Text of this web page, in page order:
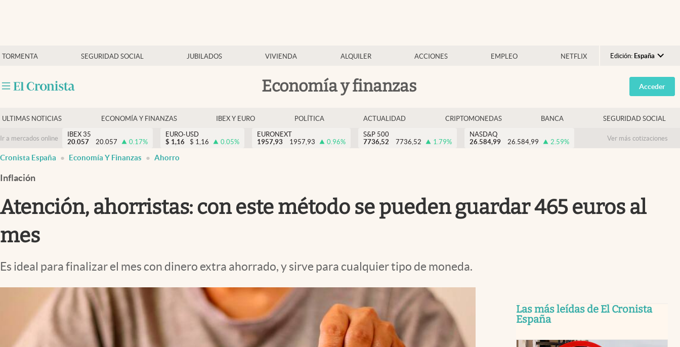
TORMENTA SEGURIDAD SOCIAL JUBILADOS VIVIENDA ALQUILER ACCIONES EMPLEO NETFLIX Edición: España
Argentina
España
USA
Colombia
Economía y finanzas
Economía y finanzas
Criptomonedas
Acceder
ULTIMAS NOTICIAS ECONOMÍA Y FINANZAS IBEX Y EURO POLÍTICA ACTUALIDAD CRIPTOMONEDAS BANCA SEGURIDAD SOCIAL
Ir a mercados online
IBEX 35
20.057
20.057 0.17%
EURO-USD
$ 1,16 $ 1,16 0.05%
EURONEXT
1957,93
1957,93 0.96%
S&P 500
7736,52
7736,52 1.79%
NASDAQ
26.584,99
26.584,99 2.59% Ver más cotizaciones
Cronista España Economía Y Finanzas Ahorro
Inflación
Atención, ahorristas: con este método se pueden guardar 465 euros al
mes
Es ideal para finalizar el mes con dinero extra ahorrado, y sirve para cualquier tipo de moneda.
Las más leídas de El Cronista
España